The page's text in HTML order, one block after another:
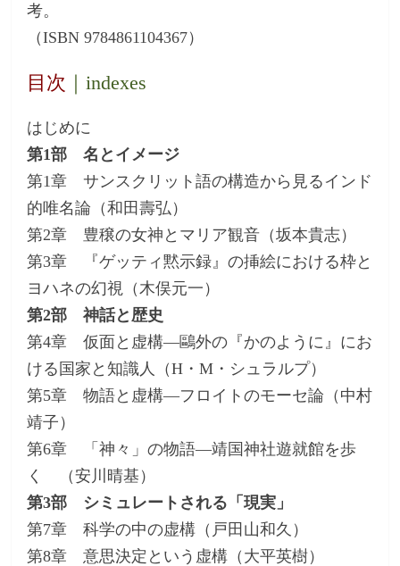
考。
（ISBN 9784861104367）
目次 ｜indexes
はじめに
第1部 名とイメージ
第1章 サンスクリット語の構造から見るインド
的唯名論（和田壽弘）
第2章 豊穣の女神とマリア観音（坂本貴志）
第3章 『ゲッティ黙示録』の挿絵における枠と
ヨハネの幻視（木俣元一）
第2部 神話と歴史
第4章 仮面と虚構―鷗外の『かのように』にお
ける国家と知識人（H・M・シュラルプ）
第5章 物語と虚構―フロイトのモーセ論（中村
靖子）
第6章 「神々」の物語―靖国神社遊就館を歩
く （安川晴基）
第3部 シミュレートされる「現実」
第7章 科学の中の虚構（戸田山和久）
第8章 意思決定という虚構（大平英樹）